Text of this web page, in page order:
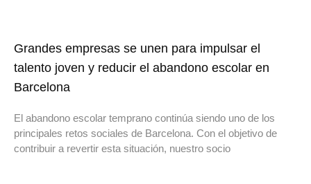
Grandes empresas se unen para impulsar el
talento joven y reducir el abandono escolar en
Barcelona
El abandono escolar temprano continúa siendo uno de los
principales retos sociales de Barcelona. Con el objetivo de
contribuir a revertir esta situación, nuestro socio